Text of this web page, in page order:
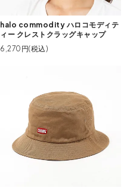
halo commodity ハロコモディテ
ィー クレストクラッグキャップ
6,270円(税込)